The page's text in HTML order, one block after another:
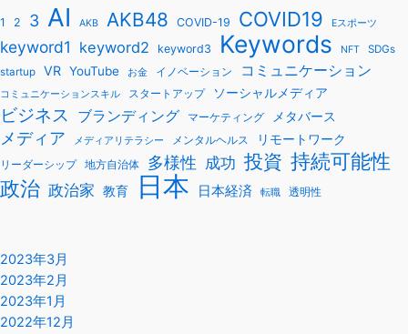
1 2 3 AI AKB AKB48 COVID-19 COVID19 Eスポーツ
keyword1 keyword2 keyword3 Keywords NFT
SDGs
startup
VR YouTube お金 イノベーション コミュニケーション
コミュニケーションスキル スタートアップ ソーシャルメディア
ビジネス ブランディング マーケティング メタバース
メディア メディアリテラシー メンタルヘルス リモートワーク
リーダーシップ 地方自治体 多様性 成功 投資 持続可能性
政治 政治家 教育 日本 日本経済 転職 透明性
2023年3月
2023年2月
2023年1月
2022年12月